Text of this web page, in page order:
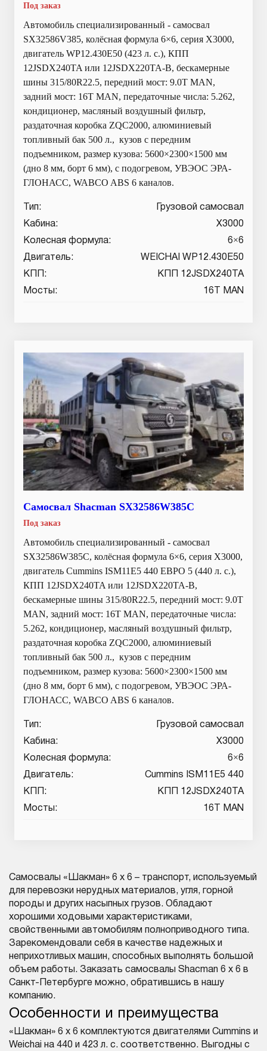
Под заказ
Автомобиль специализированный - самосвал
SX32586V385, колёсная формула 6×6, серия X3000,
двигатель WP12.430E50 (423 л. с.), КПП
12JSDX240TA или 12JSDX220TA-B, бескамерные
шины 315/80R22.5, передний мост: 9.0T MAN,
задний мост: 16T MAN, передаточные числа: 5.262,
кондиционер, масляный воздушный фильтр,
раздаточная коробка ZQC2000, алюминиевый
топливный бак 500 л., кузов с передним
подъемником, размер кузова: 5600×2300×1500 мм
(дно 8 мм, борт 6 мм), с подогревом, УВЭОС ЭРА-
ГЛОНАСС, WABCO ABS 6 каналов.
Тип:
Грузовой самосвал
Кабина:
X3000
Колесная формула:
6×6
Двигатель:
WEICHAI WP12.430E50
КПП:
КПП 12JSDX240TA
Мосты:
16T MAN
Самосвал Shacman SX32586W385C
Под заказ
Автомобиль специализированный - самосвал
SX32586W385C, колёсная формула 6×6, серия X3000,
двигатель Cummins ISM11E5 440 ЕВРО 5 (440 л. с.),
КПП 12JSDX240TA или 12JSDX220TA-B,
бескамерные шины 315/80R22.5, передний мост: 9.0T
MAN, задний мост: 16T MAN, передаточные числа:
5.262, кондиционер, масляный воздушный фильтр,
раздаточная коробка ZQC2000, алюминиевый
топливный бак 500 л., кузов с передним
подъемником, размер кузова: 5600×2300×1500 мм
(дно 8 мм, борт 6 мм), с подогревом, УВЭОС ЭРА-
ГЛОНАСС, WABCO ABS 6 каналов.
Тип:
Грузовой самосвал
Кабина:
X3000
Колесная формула:
6×6
Двигатель:
Cummins ISM11E5 440
КПП:
КПП 12JSDX240TA
Мосты:
16T MAN
Самосвалы «Шакман» 6 х 6 – транспорт, используемый
для перевозки нерудных материалов, угля, горной
породы и других насыпных грузов. Обладают
хорошими ходовыми характеристиками,
свойственными автомобилям полноприводного типа.
Зарекомендовали себя в качестве надежных и
неприхотливых машин, способных выполнять большой
объем работы. Заказать самосвалы Shacman 6 х 6 в
Санкт-Петербурге можно, обратившись в нашу
компанию.
Особенности и преимущества
«Шакман» 6 х 6 комплектуются двигателями Cummins и
Weichai на 440 и 423 л. с. соответственно. Выгодны с